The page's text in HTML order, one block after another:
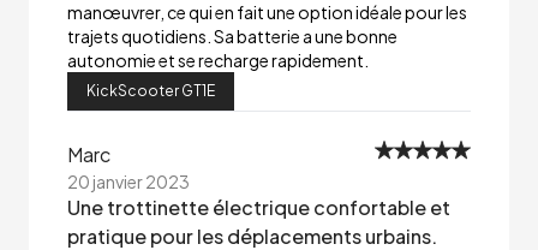
manœuvrer, ce qui en fait une option idéale pour les
trajets quotidiens. Sa batterie a une bonne
autonomie et se recharge rapidement.
KickScooter GT1E
Marc
20 janvier 2023
Une trottinette électrique confortable et
pratique pour les déplacements urbains.